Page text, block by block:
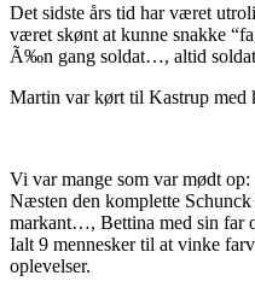
Det sidste års tid har været
været skønt at kunne snakke
Ã‰n gang soldat…, altid
Martin var kørt til Kastrup med
Vi var mange som var mødt op:
Næsten den komplette
markant…, Bettina med sin far
Ialt 9 mennesker til at vinke
oplevelser.